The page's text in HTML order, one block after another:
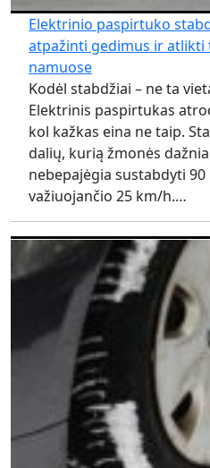
Elektrinio paspirtuko
atpažinti gedimus ir atlikti
namuose
Kodėl stabdžiai – ne ta
Elektrinis paspirtukas
kol kažkas eina ne taip.
dalių, kurią žmonės
nebepajėgia sustabdyti
važiuojančio 25 km/h.…